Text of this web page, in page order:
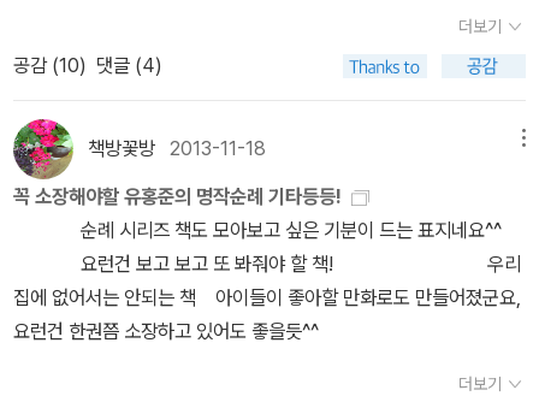
교리에 휴휴당이라는 기와집을 지어 놓으셨는데, 지금, 살고 계시나
모르겠다.2016년9월에 그 집앞에 가서 사진 두장 찍어왔다.그 사진
을 올려본다. 가서보니 문은 자전거 매놓는 열쇠로 잠겨있고 살거 같
지 않다.1권 남도답사 일번지 해남, 강진. 답사기 덕에 3번은 다녀온
거 같다. 진짜 멀다. 강진의 해태식당, 명동식당, 청자골 종가집, 해남
의 유선관(우리나라에서 젤 오래된 여관이라한다, 최초의 여관 1914
년 개관). 2012년5월에 하루 저녁 유숙했었다. 두륜산 대흥사 방문
객들을 위해 지은 여관이라한다. 그땐 완전 시골여관, 운치있고 정말
좋았다. 밥도 교자상에 주고. 지금은 현대식으로 개조하고 비싸진거
같다. 유선관 사진도 올려본다.유교수님의 답사기로 많이도 돌아다녔
에 이름을 말씀드릴까 하다가 지난번에 출판사에서 받아던게 있던터
라 닉네임으로 받게 되었어요. ㅎㅎ 아마도 많이 당황스러우셨을듯
동으로 해주지 않으셔서 얼마나 많이 말씀하셨는지 몰라요. 벨소리도
여기 저기서 울려대서 아마 많이 힘드셨으리라 생각이 들었어요 싸
인을 받기 전에는 앞 자리를 잡아는데 싸인을 받고 오니까 자리가 없
어져서 결국 멀리서 강의를 듣게 되었어요. 강의 주제는 문화유산을
보는 방법에 관한 것이였는데, 역시 많이 볼 수록 좋은거라시면서 다
양한 ppt자료와 재밌는 말씀을 참 많이 해주셨답니다. 책에서 읽었던
내용도 있었구요. 무엇보다도 강의를 직접 들을 수 있어 제겐 참 값진
ㅎㅎ 아마도 직접 싸인 받은 책은 저희집 '유산'이 될것 같습니다. 앞
년 후에 읽을지? 영원히 안 읽을지도 모르는 책에 펑펑 쓴다는 게.. 참
고로 1권도 작년 6월에 안 사면 죽을 거 같아서 19,800원 주고 기어
코 샀는데 ㅋㅋ 7개월째 단 1페이지도 안 읽었고 ㅋㅋ 심지어 2권 3
권은 한 권에 정가 2만 2천원!!) 2. 그리고 또 갖고 싶은 책은 내 사
랑 하루키 사마 신간 <오자와 세이지 씨와 음악을 이야기하다> 솔
직히 아무리 내가 하루키 빠이긴 하지만 ㅋㅋㅋㅋ 음악엔 도통 관심
이 없어놔서;; ㅋㅋㅋ 그 아무리 하루키 사마의 말씀이라도, 음악 얘기
만 나오면.. 잠이 솔~ 솔~ ㅋㅋ 까만 건 글씨고 흰건 여백이오~ 급,
도인 모드로 빙의돼서 ㅋㅋㅋ 대충 글씨만 훑고 건너뛰는 편인데;;
아. 이런.. <오와자와 세이지 씨와 음악을 이야기하다>같이.. 제목부
터 대놓고 음악을 이야기하는 책이라니 ㅠㅠㅠㅠㅠ 이 책도 보나 마
더보기
공감 (10) 댓글 (4)
책방꽃방 2013-11-18
꼭 소장해야할 유홍준의 명작순례 기타등등!
순례 시리즈 책도 모아보고 싶은 기분이 드는 표지네요^^
요런건 보고 보고 또 봐줘야 할 책! 우리
집에 없어서는 안되는 책 아이들이 좋아할 만화로도 만들어졌군요,
요런건 한권쯤 소장하고 있어도 좋을듯^^
더보기